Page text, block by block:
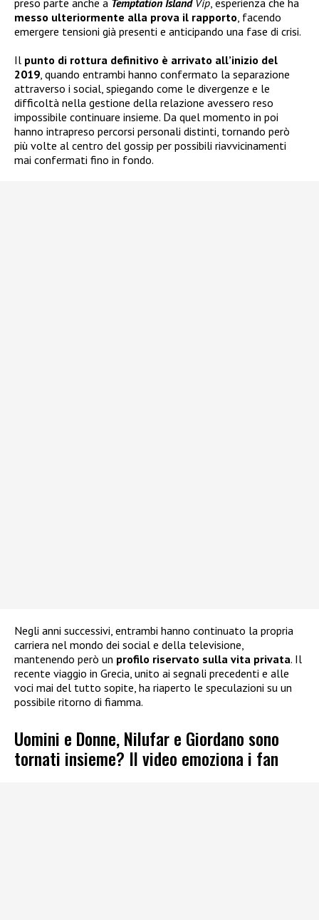
preso parte anche a Temptation IslandVip, esperienza che ha
messo ulteriormente alla prova il rapporto, facendo
emergere tensioni già presenti e anticipando una fase di crisi.
Il punto di rottura definitivo è arrivato all’inizio del
2019, quando entrambi hanno confermato la separazione
attraverso i social, spiegando come le divergenze e le
difficoltà nella gestione della relazione avessero reso
impossibile continuare insieme. Da quel momento in poi
hanno intrapreso percorsi personali distinti, tornando però
più volte al centro del gossip per possibili riavvicinamenti
mai confermati fino in fondo.
Negli anni successivi, entrambi hanno continuato la propria
carriera nel mondo dei social e della televisione,
mantenendo però un profilo riservato sulla vita privata. Il
recente viaggio in Grecia, unito ai segnali precedenti e alle
voci mai del tutto sopite, ha riaperto le speculazioni su un
possibile ritorno di fiamma.
Uomini e Donne, Nilufar e Giordano sono
tornati insieme? Il video emoziona i fan